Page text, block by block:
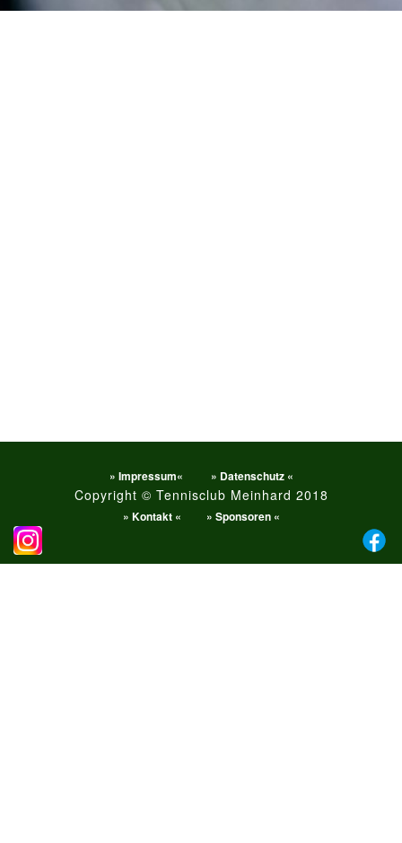
» Impressum« » Datenschutz «
Copyright © Tennisclub Meinhard 2018
» Kontakt « » Sponsoren «